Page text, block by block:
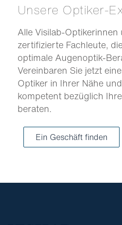
Unsere Optiker-
Alle Visilab-Optikerinnen
zertifizierte Fachleute,
optimale Augenoptik-
Vereinbaren Sie jetzt
Optiker in Ihrer Nähe
kompetent bezüglich
beraten.
Ein Geschäft finden